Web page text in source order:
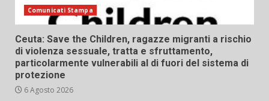
Comunicati Stampa
Ceuta: Save the Children, ragazze migranti a rischio
di violenza sessuale, tratta e sfruttamento,
particolarmente vulnerabili al di fuori del sistema di
protezione
6 Agosto 2026